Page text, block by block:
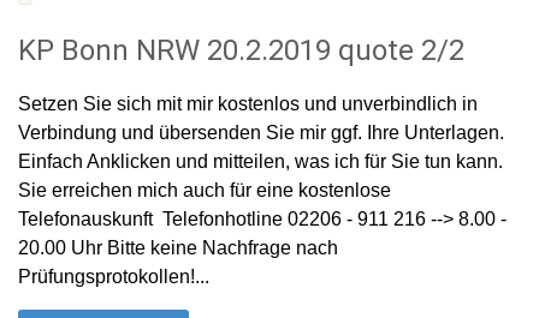
KP Bonn NRW 20.2.2019 quote 2/2
Setzen Sie sich mit mir kostenlos und unverbindlich in
Verbindung und übersenden Sie mir ggf. Ihre Unterlagen.
Einfach Anklicken und mitteilen, was ich für Sie tun kann.
Sie erreichen mich auch für eine kostenlose
Telefonauskunft Telefonhotline 02206 - 911 216 --> 8.00 -
20.00 Uhr Bitte keine Nachfrage nach
Prüfungsprotokollen!...